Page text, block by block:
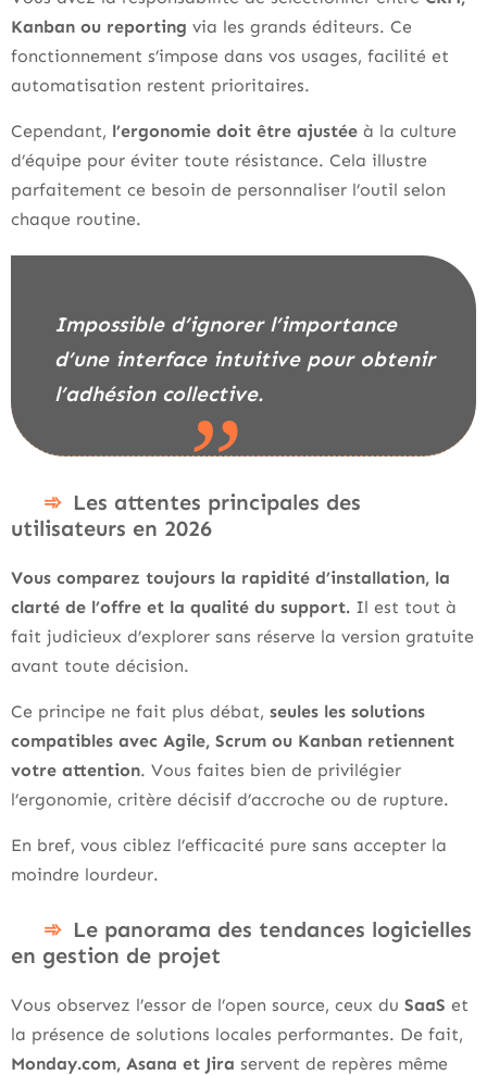
Kanban ou reporting via les grands éditeurs. Ce
fonctionnement s’impose dans vos usages, facilité et
automatisation restent prioritaires.
Cependant, l’ergonomie doit être ajustée à la culture
d’équipe pour éviter toute résistance. Cela illustre
parfaitement ce besoin de personnaliser l’outil selon
chaque routine.
Impossible d’ignorer l’importance
d’une interface intuitive pour obtenir
l’adhésion collective.
Les attentes principales des
utilisateurs en 2026
Vous comparez toujours la rapidité d’installation, la
clarté de l’offre et la qualité du support. Il est tout à
fait judicieux d’explorer sans réserve la version gratuite
avant toute décision.
Ce principe ne fait plus débat, seules les solutions
compatibles avec Agile, Scrum ou Kanban retiennent
votre attention. Vous faites bien de privilégier
l’ergonomie, critère décisif d’accroche ou de rupture.
En bref, vous ciblez l’efficacité pure sans accepter la
moindre lourdeur.
Le panorama des tendances logicielles
en gestion de projet
Vous observez l’essor de l’open source, ceux du SaaS et
la présence de solutions locales performantes. De fait,
Monday.com, Asana et Jira servent de repères même